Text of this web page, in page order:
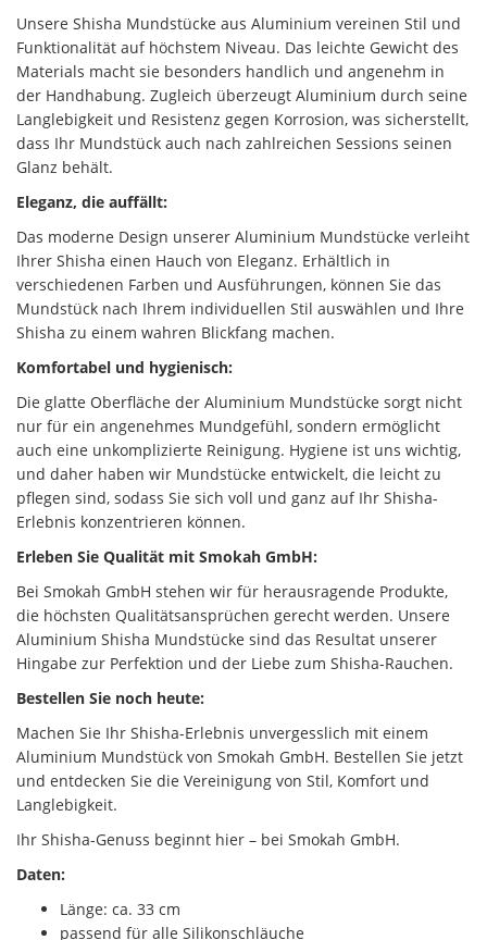
Unsere Shisha Mundstücke aus Aluminium vereinen Stil und
Funktionalität auf höchstem Niveau. Das leichte Gewicht des
Materials macht sie besonders handlich und angenehm in
der Handhabung. Zugleich überzeugt Aluminium durch seine
Langlebigkeit und Resistenz gegen Korrosion, was sicherstellt,
dass Ihr Mundstück auch nach zahlreichen Sessions seinen
Glanz behält.
Eleganz, die auffällt:
Das moderne Design unserer Aluminium Mundstücke verleiht
Ihrer Shisha einen Hauch von Eleganz. Erhältlich in
verschiedenen Farben und Ausführungen, können Sie das
Mundstück nach Ihrem individuellen Stil auswählen und Ihre
Shisha zu einem wahren Blickfang machen.
Komfortabel und hygienisch:
Die glatte Oberfläche der Aluminium Mundstücke sorgt nicht
nur für ein angenehmes Mundgefühl, sondern ermöglicht
auch eine unkomplizierte Reinigung. Hygiene ist uns wichtig,
und daher haben wir Mundstücke entwickelt, die leicht zu
pflegen sind, sodass Sie sich voll und ganz auf Ihr Shisha-
Erlebnis konzentrieren können.
Erleben Sie Qualität mit Smokah GmbH:
Bei Smokah GmbH stehen wir für herausragende Produkte,
die höchsten Qualitätsansprüchen gerecht werden. Unsere
Aluminium Shisha Mundstücke sind das Resultat unserer
Hingabe zur Perfektion und der Liebe zum Shisha-Rauchen.
Bestellen Sie noch heute:
Machen Sie Ihr Shisha-Erlebnis unvergesslich mit einem
Aluminium Mundstück von Smokah GmbH. Bestellen Sie jetzt
und entdecken Sie die Vereinigung von Stil, Komfort und
Langlebigkeit.
Ihr Shisha-Genuss beginnt hier – bei Smokah GmbH.
Daten:
Länge: ca. 33 cm
passend für alle Silikonschläuche